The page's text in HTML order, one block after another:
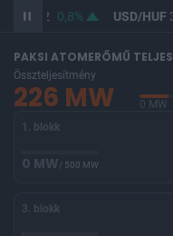
364,62 0,8% USD/HUF
PAKSI ATOMERŐMŰ
Összteljesítmény
226 MW 0 MW
1. blokk
0 MW/ 500 MW
3. blokk